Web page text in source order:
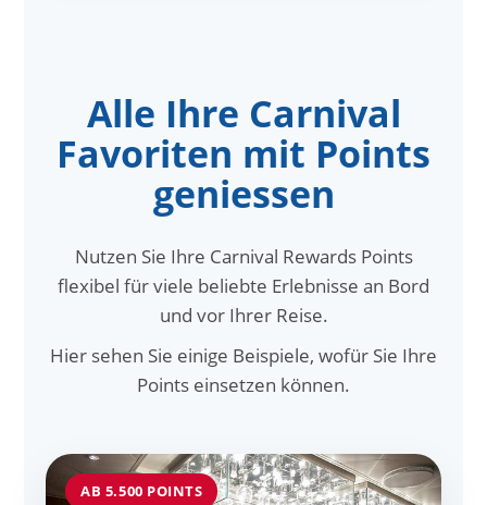
Alle Ihre Carnival
Favoriten mit Points
geniessen
Nutzen Sie Ihre Carnival Rewards Points
flexibel für viele beliebte Erlebnisse an Bord
und vor Ihrer Reise.
Hier sehen Sie einige Beispiele, wofür Sie Ihre
Points einsetzen können.
AB 5.500 POINTS